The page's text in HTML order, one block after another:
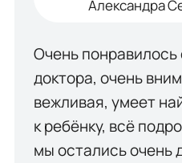
Александра
Очень
доктора, очень
вежливая, умеет
к ребёнку, всё
мы остались очень